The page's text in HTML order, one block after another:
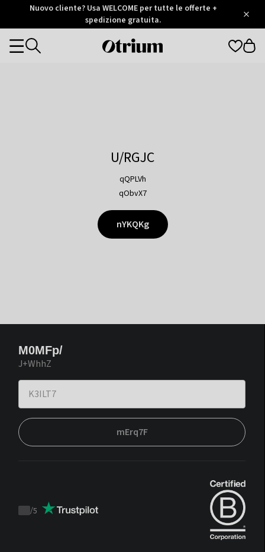
Otrium
Trustpilot
Nuovo cliente? Usa WELCOME per tutte le offerte +
spedizione gratuita.
Otrium
Categories
U/RGJC
qQPLVh
qObvX7
nYKQKg
M0MFp/
J+WhhZ
mErq7F
Trustpilot
/5